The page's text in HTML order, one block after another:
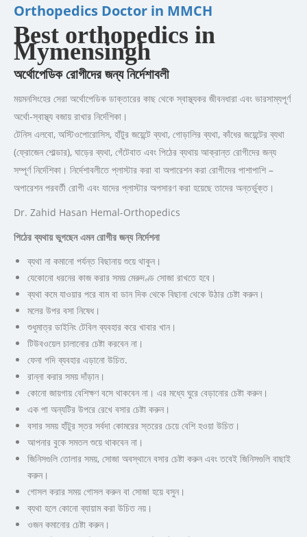
Orthopedics Doctor in MMCH
Best orthopedics in
Mymensingh
অর্থোপেডিক রোগীদের জন্য নির্দেশাবলী
ময়মনসিংহের সেরা অর্থোপেডিক ডাক্তারের কাছ থেকে স্বাস্থ্যকর জীবনধারা এবং ভারসাম্যপূর্ণ
অর্থো-স্বাস্থ্য বজায় রাখার নির্দেশিকা।
টেনিস এলবো, অস্টিওপোরোসিস, হাঁটুর জয়েন্টে ব্যথা, গোড়ালির ব্যথা, কাঁধের জয়েন্টের ব্যথা
(ফ্রোজেন শোল্ডার), ঘাড়ের ব্যথা, গেঁটেবাত এবং পিঠের ব্যথায় আক্রান্ত রোগীদের জন্য
সম্পূর্ণ নির্দেশিকা। নির্দেশাবলীতে প্লাস্টার করা বা অপারেশন করা রোগীদের পাশাপাশি –
অপারেশন পরবর্তী রোগী এবং যাদের প্লাস্টার অপসারণ করা হয়েছে তাদের অন্তর্ভুক্ত।
Dr. Zahid Hasan Hemal-Orthopedics
পিঠের ব্যথায় ভুগছেন এমন রোগীর জন্য নির্দেশনা
ব্যথা না কমানো পর্যন্ত বিছানায় শুয়ে থাকুন।
যেকোনো ধরনের কাজ করার সময় মেরুদণ্ড সোজা রাখতে হবে।
ব্যথা কমে যাওয়ার পরে বাম বা ডান দিক থেকে বিছানা থেকে উঠার চেষ্টা করুন।
মলের উপর বসা নিষেধ।
শুধুমাত্র ডাইনিং টেবিল ব্যবহার করে খাবার খান।
টিউবওয়েল চালানোর চেষ্টা করবেন না।
ফেনা গদি ব্যবহার এড়ানো উচিত.
রান্না করার সময় দাঁড়ান।
কোনো জায়গায় বেশিক্ষণ বসে থাকবেন না। এর মধ্যে ঘুরে বেড়ানোর চেষ্টা করুন।
এক পা অন্যটির উপরে রেখে বসার চেষ্টা করুন।
বসার সময় হাঁটুর স্তর সর্বদা কোমরের স্তরের চেয়ে বেশি হওয়া উচিত।
আপনার বুকে সমতল শুয়ে থাকবেন না।
জিনিসগুলি তোলার সময়, সোজা অবস্থানে বসার চেষ্টা করুন এবং তবেই জিনিসগুলি বাছাই
করুন।
গোসল করার সময় গোসল করুন বা সোজা হয়ে বসুন।
ব্যথা হলে কোনো ব্যায়াম করা উচিত নয়।
ওজন কমানোর চেষ্টা করুন।